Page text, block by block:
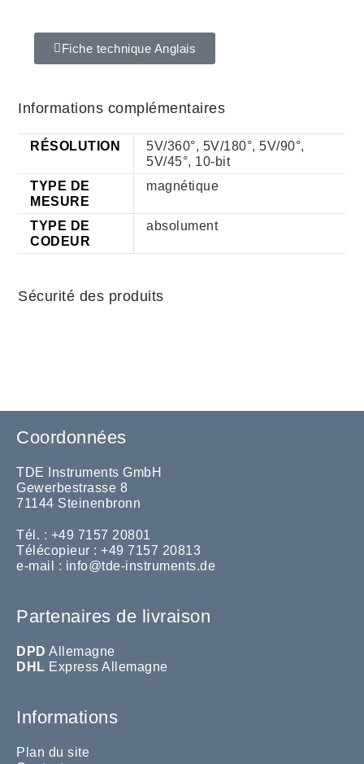
Fiche technique Anglais
Informations complémentaires
RÉSOLUTION
5V/360°, 5V/180°, 5V/90°,
5V/45°, 10-bit
TYPE DE
MESURE
magnétique
TYPE DE
CODEUR
absolument
Sécurité des produits
Coordonnées
TDE Instruments GmbH
Gewerbestrasse 8
71144 Steinenbronn
Tél. : +49 7157 20801
Télécopieur : +49 7157 20813
e-mail : info@tde-instruments.de
Partenaires de livraison
DPD Allemagne
DHL Express Allemagne
Informations
Plan du site